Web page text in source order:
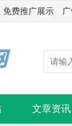
费推广展示 广
文章资讯